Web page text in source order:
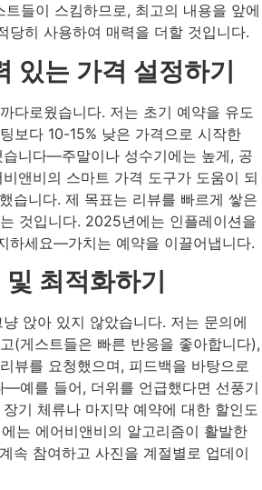
들이 스킴하므로, 최고의 내용을 앞에
당히 사용하여 매력을 더할 것입니다.
있는 가격 설정하기
다로웠습니다. 저는 초기 예약을 유도
보다 10-15% 낮은 가격으로 시작한
니다—주말이나 성수기에는 높게, 공
앤비의 스마트 가격 도구가 도움이 되
습니다. 제 목표는 리뷰를 빠르게 쌓은
것입니다. 2025년에는 인플레이션을
하세요—가치는 예약을 이끌어냅니다.
최적화하기
앉아 있지 않았습니다. 저는 문의에
(게스트들은 빠른 반응을 좋아합니다),
뷰를 요청했으며, 피드백을 바탕으로
—예를 들어, 더위를 언급했다면 선풍기
기 체류나 마지막 예약에 대한 할인도
는 에어비앤비의 알고리즘이 활발한
속 참여하고 사진을 계절별로 업데이